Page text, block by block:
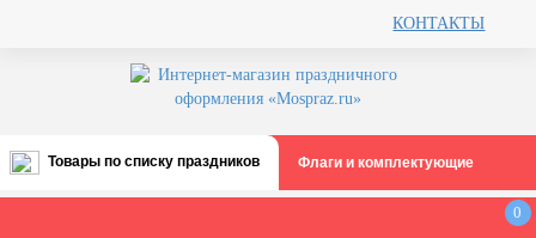
КОНТАКТЫ
Товары по списку праздников
Все праздники
Флаги и комплектующие
0